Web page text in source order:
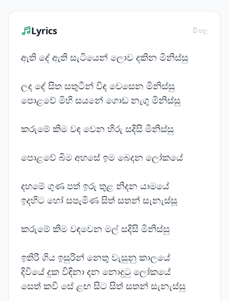
Lyrics සිංහල
ඇති දේ ඇති සැටියෙන් ලොව දකින මිනිස්සු
ලද දේ සිත සතුටින් විඳ වෙසෙන මිනිස්සු
පොළවේ මිහි සයනේ ගොඩ නැගු මිනිස්සු
කරුමේ කිම වඳ වෙන හිරු සදිසි මිනිස්සු
පොළවේ බිම අහසේ ඉම බෙදන ලෝකයේ
දහමේ ගුණ පත් ඉරු තුළ නිදන යාමයේ
ඉදහිට හෝ සපැමිණ සිත් සතන් සැනැස්සූ
කරුමේ කිම වඳවෙන මල් සදිසි මිනිස්සු
ඉතිරී ගිය ඉසුරින් නෙතු වැසුනු කාලයේ
දිවියේ දුක විඳිනා දන නොදුටු ලෝකයේ
සෙත් කවි සේ ළඟ සිට සිත් සතන් සැනැස්සු